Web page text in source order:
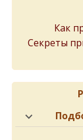
Как
Cекреты